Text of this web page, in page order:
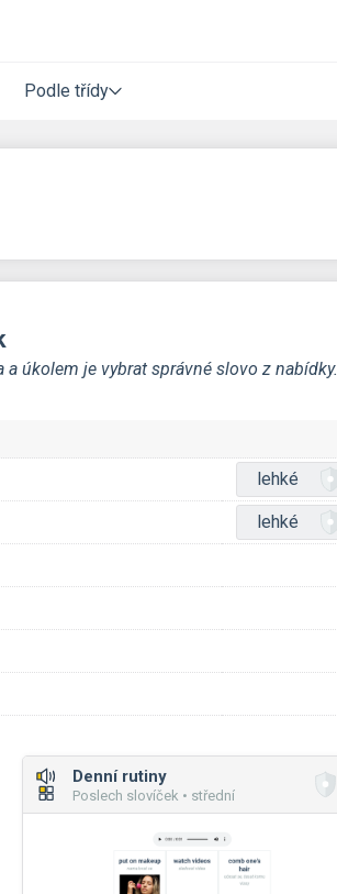
Podle třídy
a úkolem je vybrat správné slovo z nabídky.
lehké
lehké
Denní rutiny
Poslech slovíček • střední